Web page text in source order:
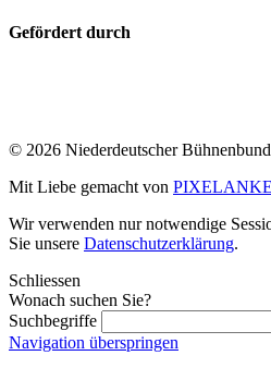
Gefördert durch
© 2026 Niederdeutscher
Mit Liebe gemacht von
Wir verwenden nur notwendige
Sie unsere Datenschutzerklärung.
Schliessen
Wonach suchen Sie?
Suchbegriffe
Navigation überspringen